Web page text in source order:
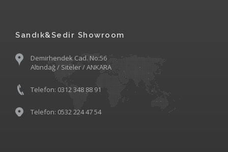
Sandık&Sedir Showroom
Demirhendek Cad. No:56
Altındağ / Siteler / ANKARA
Telefon: 0312 348 88 91
Telefon: 0532 224 47 54